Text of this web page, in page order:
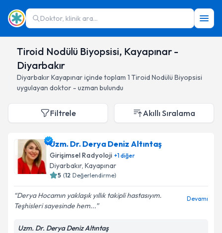
Doktor, klinik ara...
Tiroid Nodülü Biyopsisi, Kayapınar -
Diyarbakır
DiyarbakırKayapınariçinde toplam 1 Tiroid Nodülü Biyopsisi
uygulayan doktor - uzman bulundu
Filtrele Akıllı Sıralama
Uzm. Dr. Derya Deniz Altıntaş
Girişimsel Radyoloji +1diğer
Diyarbakır, Kayapınar
5 (12 Değerlendirme)
Derya Hocamın yaklaşık yıllık takipli hastasıyım.
Teşhisleri sayesinde hem...
Devamı
Uzm. Dr. Derya Deniz Altıntaş